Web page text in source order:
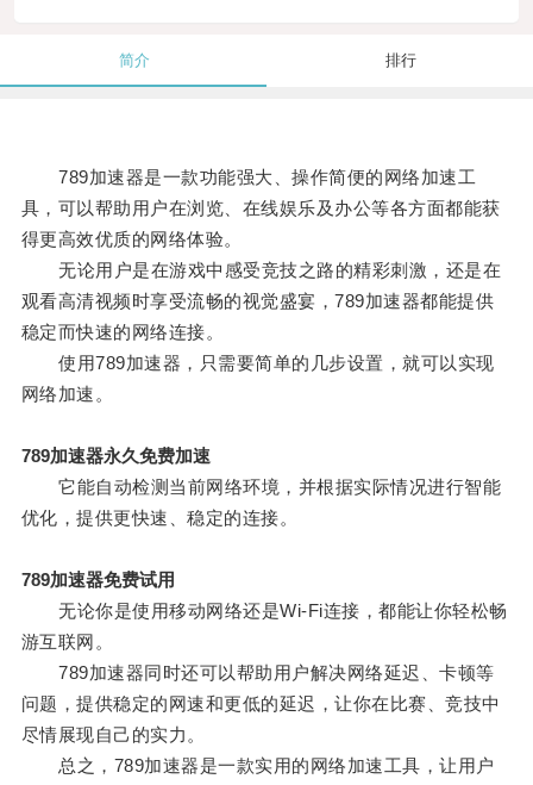
简介 排行
789加速器是一款功能强大、操作简便的网络加速工
具，可以帮助用户在浏览、在线娱乐及办公等各方面都能获
得更高效优质的网络体验。
无论用户是在游戏中感受竞技之路的精彩刺激，还是在
观看高清视频时享受流畅的视觉盛宴，789加速器都能提供
稳定而快速的网络连接。
使用789加速器，只需要简单的几步设置，就可以实现
网络加速。
789加速器永久免费加速
它能自动检测当前网络环境，并根据实际情况进行智能
优化，提供更快速、稳定的连接。
789加速器免费试用
无论你是使用移动网络还是Wi-Fi连接，都能让你轻松畅
游互联网。
789加速器同时还可以帮助用户解决网络延迟、卡顿等
问题，提供稳定的网速和更低的延迟，让你在比赛、竞技中
尽情展现自己的实力。
总之，789加速器是一款实用的网络加速工具，让用户